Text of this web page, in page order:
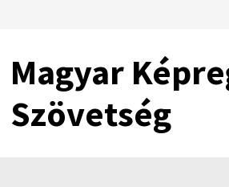
Magyar
Szövetség